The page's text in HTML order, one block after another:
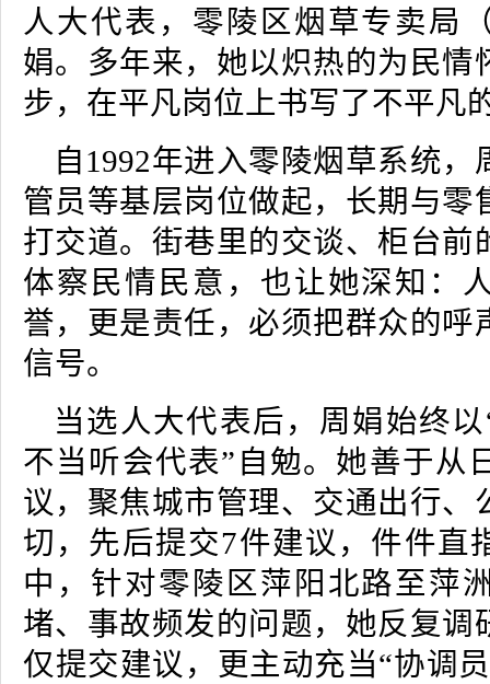
人大代表，零陵区烟草专卖局
娟。多年来，她以炽热的为民情
步，在平凡岗位上书写了不平凡
自1992年进入零陵烟草系统，
管员等基层岗位做起，长期与零
打交道。街巷里的交谈、柜台前
体察民情民意，也让她深知：
誉，更是责任，必须把群众的呼
信号。
当选人大代表后，周娟始终
不当听会代表”自勉。她善于从
议，聚焦城市管理、交通出行、
切，先后提交7件建议，件件直
中，针对零陵区萍阳北路至萍
堵、事故频发的问题，她反复调
仅提交建议，更主动充当“协调